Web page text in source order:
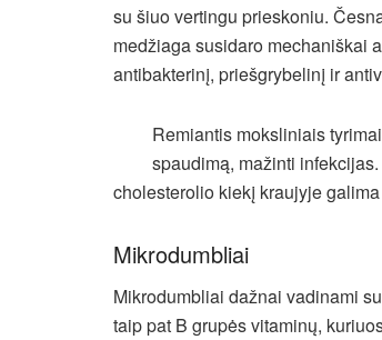
su šiuo vertingu prieskoniu.
medžiaga susidaro mechaniškai
antibakterinį, priešgrybelinį ir
Remiantis moksliniais
spaudimą, mažinti
cholesterolio kiekį kraujyje
Mikrodumbliai
Mikrodumbliai dažnai vadinami
taip pat B grupės vitaminų,